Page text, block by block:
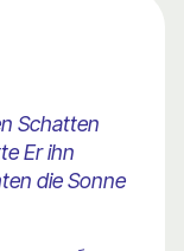
Schatten
Er ihn
die Sonne